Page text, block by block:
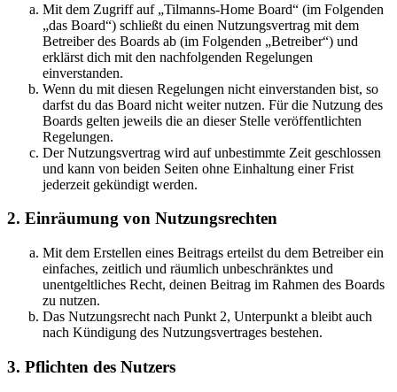
Mit dem Zugriff auf „Tilmanns-Home Board“ (im Folgenden
„das Board“) schließt du einen Nutzungsvertrag mit dem
Betreiber des Boards ab (im Folgenden „Betreiber“) und
erklärst dich mit den nachfolgenden Regelungen
einverstanden.
Wenn du mit diesen Regelungen nicht einverstanden bist, so
darfst du das Board nicht weiter nutzen. Für die Nutzung des
Boards gelten jeweils die an dieser Stelle veröffentlichten
Regelungen.
Der Nutzungsvertrag wird auf unbestimmte Zeit geschlossen
und kann von beiden Seiten ohne Einhaltung einer Frist
jederzeit gekündigt werden.
2. Einräumung von Nutzungsrechten
Mit dem Erstellen eines Beitrags erteilst du dem Betreiber ein
einfaches, zeitlich und räumlich unbeschränktes und
unentgeltliches Recht, deinen Beitrag im Rahmen des Boards
zu nutzen.
Das Nutzungsrecht nach Punkt 2, Unterpunkt a bleibt auch
nach Kündigung des Nutzungsvertrages bestehen.
3. Pflichten des Nutzers